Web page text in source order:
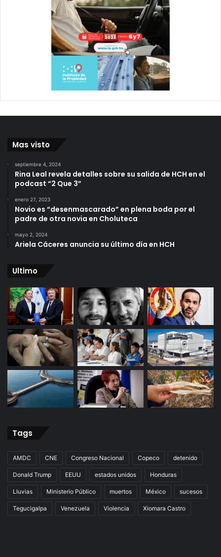
Mas visto
septiembre 4, 2024
Rina Leal revela detalles sobre su salida de HCH en el
podcast “2 Que 3”
enero 27, 2023
Novio es “desenmascarado” en plena boda por el
padre de otra novia en Choluteca
mayo 2, 2024
Ariela Cáceres anuncia su último día en HCH
Ultimo
Tags
AMDC CNE Congreso Nacional Copeco detenido
Donald Trump EEUU estados unidos Honduras
Lluvias Ministerio Público muertos México sucesos
Tegucigalpa Venezuela Violencia Xiomara Castro